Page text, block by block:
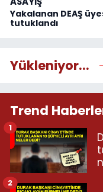
Yakalanan DEAŞ
tutuklandı
Yükleniyor...
Trend
1
2